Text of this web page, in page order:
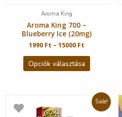
Aroma King
Aroma King 700 –
Blueberry Ice (20mg)
1990 Ft – 15000 Ft
Opciók választása
Sale!